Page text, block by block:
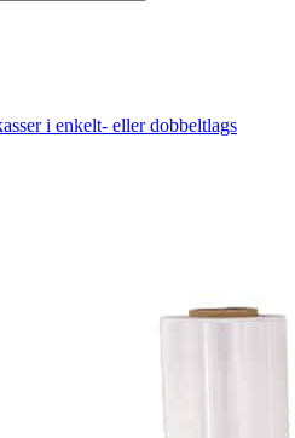
i enkelt- eller dobbeltlags